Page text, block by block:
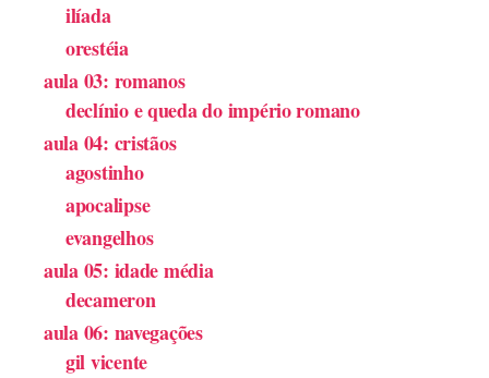
ilíada
orestéia
aula 03: romanos
declínio e queda do império romano
aula 04: cristãos
agostinho
apocalipse
evangelhos
aula 05: idade média
decameron
aula 06: navegações
gil vicente